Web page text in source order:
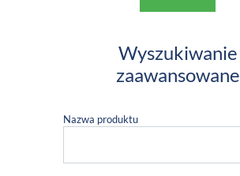
Wyszukiwanie
zaawansowane
Nazwa produktu